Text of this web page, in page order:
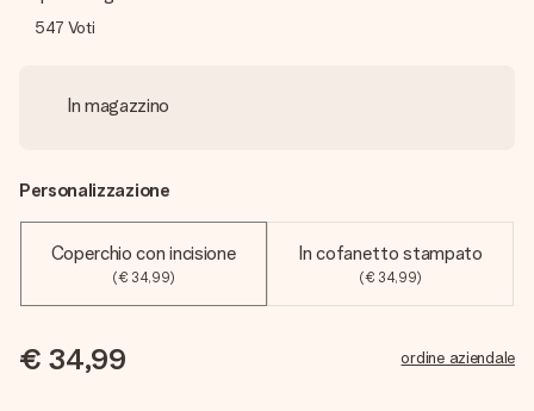
547 Voti
In magazzino
Personalizzazione
Coperchio con incisione
(€ 34,99)
In cofanetto stampato
(€ 34,99)
€ 34,99 ordine aziendale